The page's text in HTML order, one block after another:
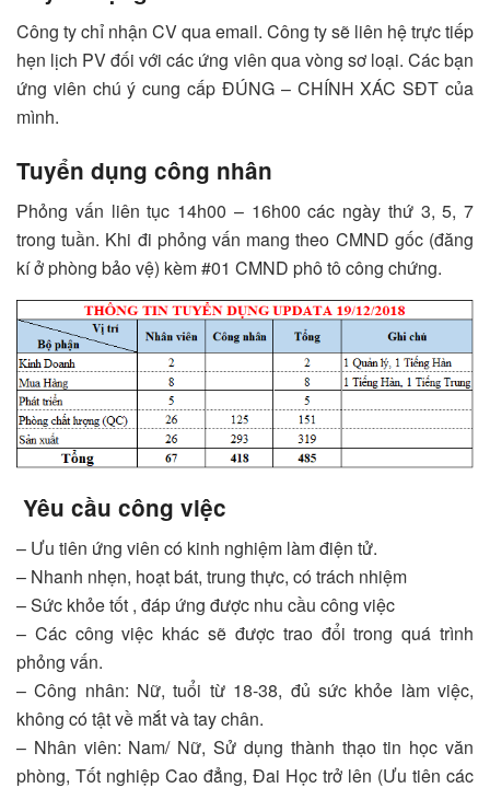
Công ty chỉ nhận CV qua email. Công ty sẽ liên hệ trực tiếp
hẹn lịch PV đối với các ứng viên qua vòng sơ loại. Các bạn
ứng viên chú ý cung cấp ĐÚNG – CHÍNH XÁC SĐT của
mình.
Tuyển dụng công nhân
Phỏng vấn liên tục 14h00 – 16h00 các ngày thứ 3, 5, 7
trong tuần. Khi đi phỏng vấn mang theo CMND gốc (đăng
kí ở phòng bảo vệ) kèm #01 CMND phô tô công chứng.
Yêu cầu công việc
– Ưu tiên ứng viên có kinh nghiệm làm điện tử.
– Nhanh nhẹn, hoạt bát, trung thực, có trách nhiệm
– Sức khỏe tốt , đáp ứng được nhu cầu công việc
– Các công việc khác sẽ được trao đổi trong quá trình
phỏng vấn.
– Công nhân: Nữ, tuổi từ 18-38, đủ sức khỏe làm việc,
không có tật về mắt và tay chân.
– Nhân viên: Nam/ Nữ, Sử dụng thành thạo tin học văn
phòng, Tốt nghiệp Cao đẳng, Đai Học trở lên (Ưu tiên các